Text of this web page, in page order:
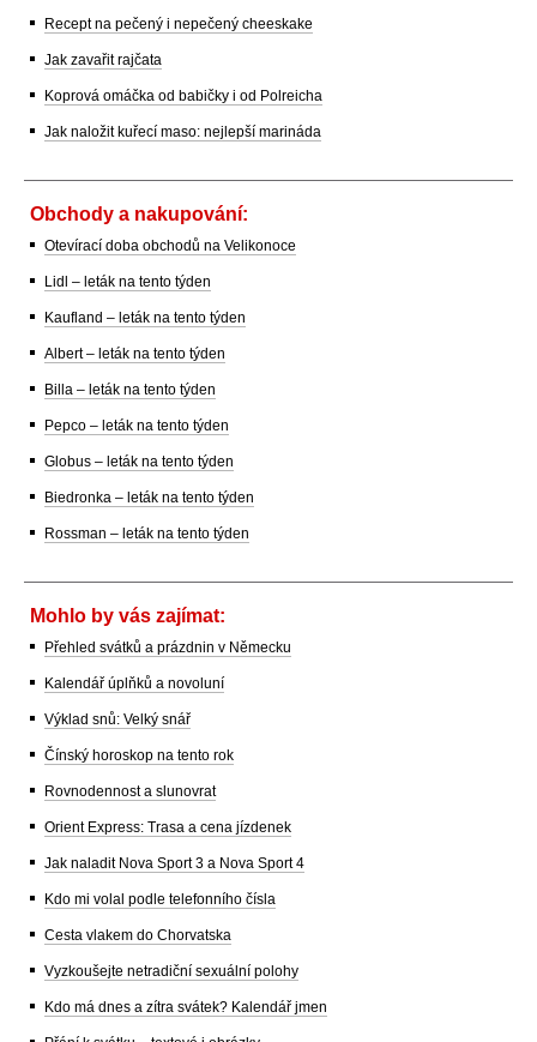
Recept na pečený i nepečený cheeskake
Jak zavařit rajčata
Koprová omáčka od babičky i od Polreicha
Jak naložit kuřecí maso: nejlepší marináda
Obchody a nakupování:
Otevírací doba obchodů na Velikonoce
Lidl – leták na tento týden
Kaufland – leták na tento týden
Albert – leták na tento týden
Billa – leták na tento týden
Pepco – leták na tento týden
Globus – leták na tento týden
Biedronka – leták na tento týden
Rossman – leták na tento týden
Mohlo by vás zajímat:
Přehled svátků a prázdnin v Německu
Kalendář úplňků a novoluní
Výklad snů: Velký snář
Čínský horoskop na tento rok
Rovnodennost a slunovrat
Orient Express: Trasa a cena jízdenek
Jak naladit Nova Sport 3 a Nova Sport 4
Kdo mi volal podle telefonního čísla
Cesta vlakem do Chorvatska
Vyzkoušejte netradiční sexuální polohy
Kdo má dnes a zítra svátek? Kalendář jmen